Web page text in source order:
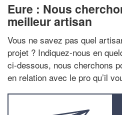
Eure : Nous
meilleur artisan
Vous ne savez pas quel
projet ? Indiquez-nous en
ci-dessous, nous cherchons
en relation avec le pro qu’il